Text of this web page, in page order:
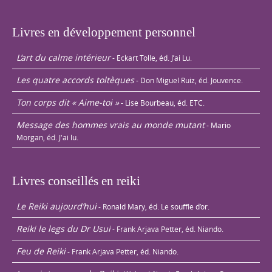
Livres en développement personnel
L’art du calme intérieur- Eckart Tolle, éd. J’ai Lu.
Les quatre accords toltèques- Don Miguel Ruiz, éd. Jouvence.
Ton corps dit « Aime-toi »- Lise Bourbeau, éd. ETC.
Message des hommes vrais au monde mutant- Mario
Morgan, éd. J'ai lu.
Livres conseillés en reiki
Le Reiki aujourd’hui- Ronald Mary, éd. Le souffle d’or.
Reiki le legs du Dr Usui- Frank Arjava Petter, éd. Niando.
Feu de Reiki- Frank Arjava Petter, éd. Niando.